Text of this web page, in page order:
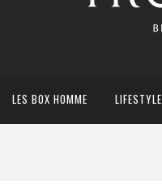
LES BOX HOMME LIFESTYLE